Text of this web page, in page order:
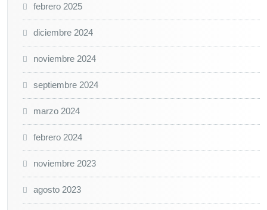
febrero 2025
diciembre 2024
noviembre 2024
septiembre 2024
marzo 2024
febrero 2024
noviembre 2023
agosto 2023